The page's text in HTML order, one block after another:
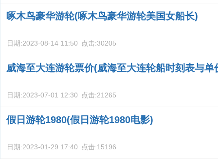
啄木鸟豪华游轮(啄木鸟豪华游轮美国女船长)
日期:2023-08-14 11:50 点击:30205
威海至大连游轮票价(威海至大连轮船时刻表与单
日期:2023-07-01 12:30 点击:21265
假日游轮1980(假日游轮1980电影)
日期:2023-01-29 17:40 点击:15196